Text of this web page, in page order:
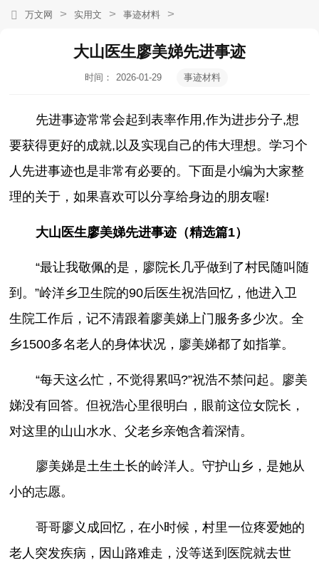
万文网 > 实用文 > 事迹材料 >
大山医生廖美娣先进事迹
时间：
2026-01-29
事迹材料
先进事迹常常会起到表率作用,作为进步分子,想
要获得更好的成就,以及实现自己的伟大理想。学习个
人先进事迹也是非常有必要的。下面是小编为大家整
理的关于，如果喜欢可以分享给身边的朋友喔!
大山医生廖美娣先进事迹（精选篇1）
“最让我敬佩的是，廖院长几乎做到了村民随叫随
到。”岭洋乡卫生院的90后医生祝浩回忆，他进入卫
生院工作后，记不清跟着廖美娣上门服务多少次。全
乡1500多名老人的身体状况，廖美娣都了如指掌。
“每天这么忙，不觉得累吗?”祝浩不禁问起。廖美
娣没有回答。但祝浩心里很明白，眼前这位女院长，
对这里的山山水水、父老乡亲饱含着深情。
廖美娣是土生土长的岭洋人。守护山乡，是她从
小的志愿。
哥哥廖义成回忆，在小时候，村里一位疼爱她的
老人突发疾病，因山路难走，没等送到医院就去世